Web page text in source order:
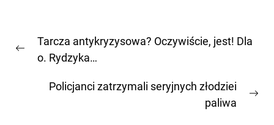
wpisu
Previous
Tarcza antykryzysowa? Oczywiście, jest! Dla
o. Rydzyka…
Policjanci zatrzymali seryjnych złodziei
paliwa